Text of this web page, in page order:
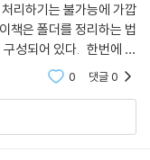
리하기는 불가능에 가깝
책은 폴더를 정리하는 법
성되어 있다. 한번에 읽
이 될 것이다. 현대 직장
0 댓글0